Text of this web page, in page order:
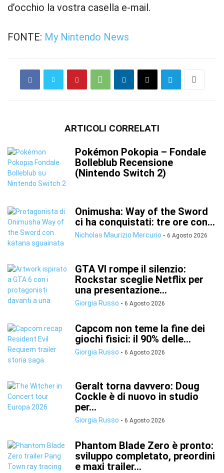
d’occhio la vostra casella e-mail.
FONTE: My Nintendo News
ARTICOLI CORRELATI
Pokémon Pokopia – Fondale
Bolleblub Recensione
(Nintendo Switch 2)
Onimusha: Way of the Sword
ci ha conquistati: tre ore con...
Nicholas Maurizio Mercurio - 6 Agosto 2026
GTA VI rompe il silenzio:
Rockstar sceglie Netflix per
una presentazione...
Giorgia Russo - 6 Agosto 2026
Capcom non teme la fine dei
giochi fisici: il 90% delle...
Giorgia Russo - 6 Agosto 2026
Geralt torna davvero: Doug
Cockle è di nuovo in studio
per...
Giorgia Russo - 6 Agosto 2026
Phantom Blade Zero è pronto:
sviluppo completato, preordini
e maxi trailer...